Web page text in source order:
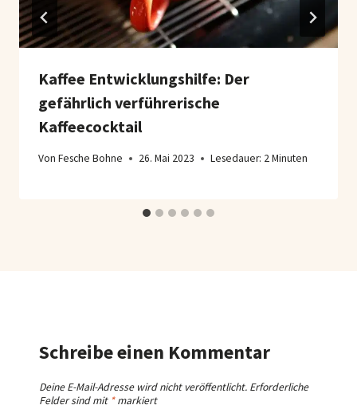
Kaffee Entwicklungshilfe: Der
gefährlich verführerische
Kaffeecocktail
Von Fesche Bohne 26. Mai 2023 Lesedauer: 2Minuten
Schreibe einen Kommentar
Deine E-Mail-Adresse wird nicht veröffentlicht. Erforderliche
Felder sind mit *markiert